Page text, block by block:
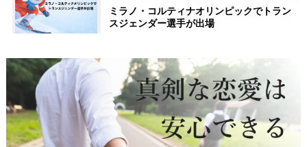
ミラノ・コルティナオリンピックでトラン
スジェンダー選手が出場